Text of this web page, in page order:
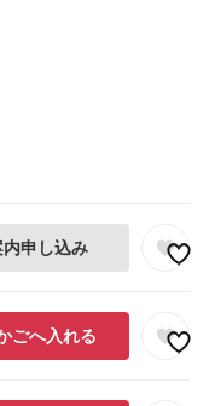
内申し込み
ごへ入れる